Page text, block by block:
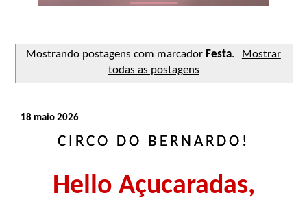
Mostrando postagens com marcador Festa.
Mostrar
todas as postagens
18 maio 2026
CIRCO DO BERNARDO!
Hello Açucaradas,